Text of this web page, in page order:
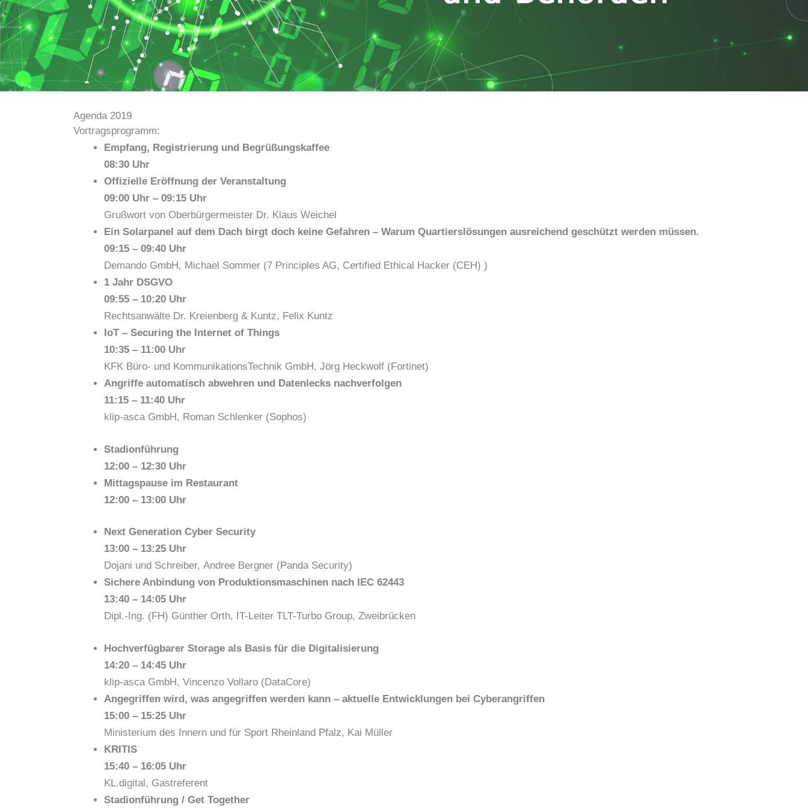
Agenda 2019
Vortragsprogramm:
Empfang, Registrierung und Begrüßungskaffee
08:30 Uhr
Offizielle Eröffnung der Veranstaltung
09:00 Uhr – 09:15 Uhr
Grußwort von Oberbürgermeister Dr. Klaus Weichel
Ein Solarpanel auf dem Dach birgt doch keine Gefahren – Warum Quartierslösungen ausreichend geschützt werden müssen.
09:15 – 09:40 Uhr
Demando GmbH, Michael Sommer (7 Principles AG, Certified Ethical Hacker (CEH) )
1 Jahr DSGVO
09:55 – 10:20 Uhr
Rechtsanwälte Dr. Kreienberg & Kuntz, Felix Kuntz
IoT – Securing the Internet of Things
10:35 – 11:00 Uhr
KFK Büro- und KommunikationsTechnik GmbH, Jörg Heckwolf (Fortinet)
Angriffe automatisch abwehren und Datenlecks nachverfolgen
11:15 – 11:40 Uhr
klip-asca GmbH, Roman Schlenker (Sophos)
Stadionführung
12:00 – 12:30 Uhr
Mittagspause im Restaurant
12:00 – 13:00 Uhr
Next Generation Cyber Security
13:00 – 13:25 Uhr
Dojani und Schreiber, Andree Bergner (Panda Security)
Sichere Anbindung von Produktionsmaschinen nach IEC 62443
13:40 – 14:05 Uhr
Dipl.-Ing. (FH) Günther Orth, IT-Leiter TLT-Turbo Group, Zweibrücken
Hochverfügbarer Storage als Basis für die Digitalisierung
14:20 – 14:45 Uhr
klip-asca GmbH, Vincenzo Vollaro (DataCore)
Angegriffen wird, was angegriffen werden kann – aktuelle Entwicklungen bei Cyberangriffen
15:00 – 15:25 Uhr
Ministerium des Innern und für Sport Rheinland Pfalz, Kai Müller
KRITIS
15:40 – 16:05 Uhr
KL.digital, Gastreferent
Stadionführung / Get Together